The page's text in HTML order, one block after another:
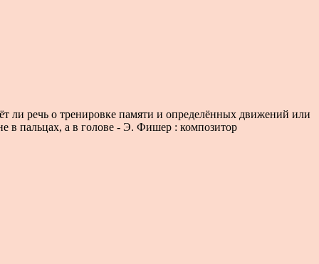
ли речь о тренировке памяти и определённых движений или
в пальцах, а в голове - Э. Фишер : композитор